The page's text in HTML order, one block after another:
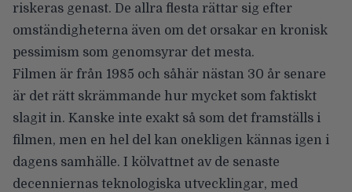
riskeras genast. De allra flesta rättar sig efter
omständigheterna även om det orsakar en kronisk
pessimism som genomsyrar det mesta.
Filmen är från 1985 och såhär nästan 30 år senare
är det rätt skrämmande hur mycket som faktiskt
slagit in. Kanske inte exakt så som det framställs i
filmen, men en hel del kan onekligen kännas igen i
dagens samhälle. I kölvattnet av de senaste
decenniernas teknologiska utvecklingar, med